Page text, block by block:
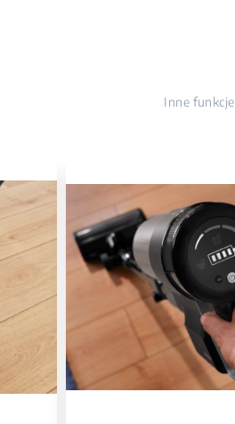
Inne funkcje